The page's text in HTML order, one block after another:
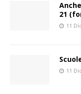
21
11
11